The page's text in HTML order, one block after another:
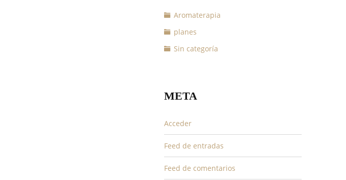
Aromaterapia
planes
Sin categoría
META
Acceder
Feed de entradas
Feed de comentarios